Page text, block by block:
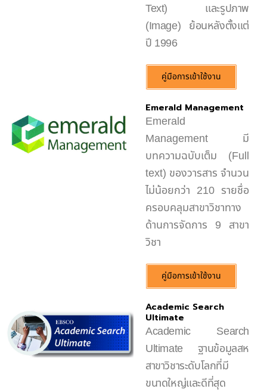
Text) และรูปภาพ
(Image) ย้อนหลังตั้งแต่
ปี 1996
คู่มือการเข้าใช้งาน
Emerald Management
คู่มือการเข้าใช้งาน
Emerald
Management มี
บทความฉบับเต็ม (Full
text) ของวารสาร จำนวน
ไม่น้อยกว่า 210 รายชื่อ
ครอบคลุมสาขาวิชาทาง
ด้านการจัดการ 9 สาขา
วิชา
Academic Search
Ultimate
Academic Search
Ultimate ฐานข้อมูลสห
สาขาวิชาระดับโลกที่มี
ขนาดใหญ่และดีที่สุด